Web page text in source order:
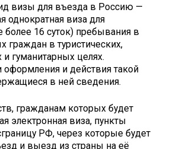
визы для въезда в Россию —
однократная виза для
более 16 суток) пребывания в
граждан в туристических,
гуманитарных целях.
и действия такой
в ней сведения.
гражданам которых будет
электронная виза, пункты
РФ, через которые будет
и выезд из страны на её